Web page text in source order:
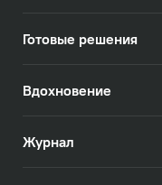
Готовые решения
Вдохновение
Журнал